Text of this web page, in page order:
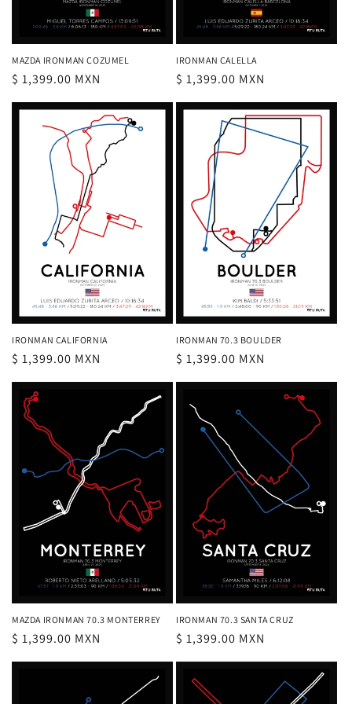
MAZDA IRONMAN COZUMEL
Precio
$ 1,399.00 MXN
IRONMAN CALELLA
Precio
$ 1,399.00 MXN
IRONMAN CALIFORNIA
Precio
$ 1,399.00 MXN
IRONMAN 70.3 BOULDER
Precio
$ 1,399.00 MXN
MAZDA IRONMAN 70.3 MONTERREY
Precio
$ 1,399.00 MXN
IRONMAN 70.3 SANTA CRUZ
Precio
$ 1,399.00 MXN